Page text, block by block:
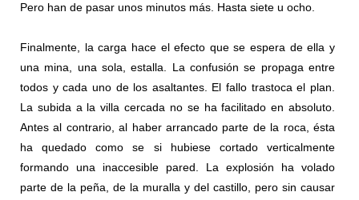
Pero han de pasar unos minutos más. Hasta siete u ocho.
Finalmente, la carga hace el efecto que se espera de ella y
una mina, una sola, estalla. La confusión se propaga entre
todos y cada uno de los asaltantes. El fallo trastoca el plan.
La subida a la villa cercada no se ha facilitado en absoluto.
Antes al contrario, al haber arrancado parte de la roca, ésta
ha quedado como se si hubiese cortado verticalmente
formando una inaccesible pared. La explosión ha volado
parte de la peña, de la muralla y del castillo, pero sin causar